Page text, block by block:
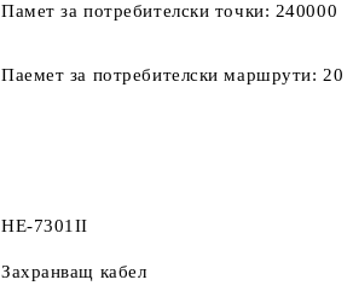
Памет за потребителски точки: 240000
Паемет за потребителски маршрути: 20
HE-7301II
Захранващ кабел